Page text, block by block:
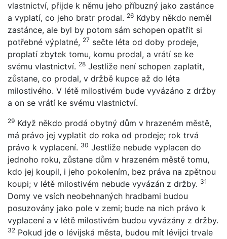
vlastnictví, přijde k němu jeho příbuzný jako zastánce
a vyplatí, co jeho bratr prodal. 26 Kdyby někdo neměl
zastánce, ale byl by potom sám schopen opatřit si
potřebné výplatné, 27 sečte léta od doby prodeje,
proplatí zbytek tomu, komu prodal, a vrátí se ke
svému vlastnictví. 28 Jestliže není schopen zaplatit,
zůstane, co prodal, v držbě kupce až do léta
milostivého. V létě milostivém bude vyvázáno z držby
a on se vrátí ke svému vlastnictví.
29 Když někdo prodá obytný dům v hrazeném městě,
má právo jej vyplatit do roka od prodeje; rok trvá
právo k vyplacení. 30 Jestliže nebude vyplacen do
jednoho roku, zůstane dům v hrazeném městě tomu,
kdo jej koupil, i jeho pokolením, bez práva na zpětnou
koupi; v létě milostivém nebude vyvázán z držby. 31
Domy ve vsích neobehnaných hradbami budou
posuzovány jako pole v zemi; bude na nich právo k
vyplacení a v létě milostivém budou vyvázány z držby.
32 Pokud jde o lévijská města, budou mít lévijci trvale